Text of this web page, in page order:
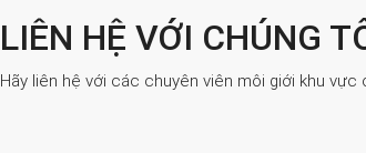
LIÊN HỆ VỚI CHÚNG
Hãy liên hệ với các chuyên viên môi giới khu